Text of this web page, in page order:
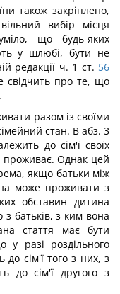
також закріплено,
вибір місця
що будь-яких
у шлюбі, бути не
редакції ч. 1 ст. 56
свідчить про те, що
разом із своїми
стан. В абз. 3
до сім'ї своїх
проживає. Однак цей
якщо батьки між
може проживати з
обставин дитина
з батьків, з ким вона
стаття має бути
разі роздільного
сім'ї того з них, з
до сім'ї другого з